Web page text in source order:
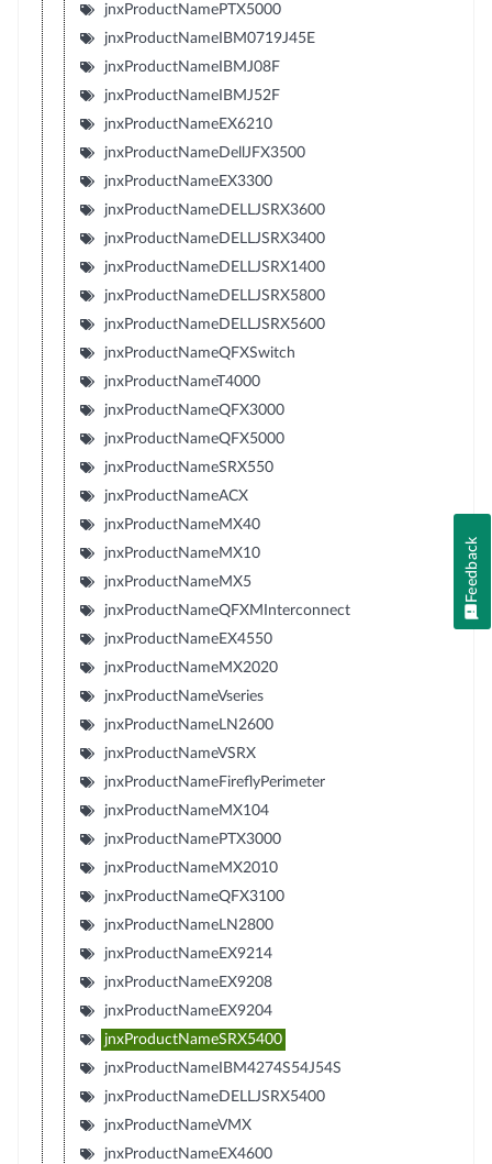
jnxProductNamePTX5000
jnxProductNameIBM0719J45E
jnxProductNameIBMJ08F
jnxProductNameIBMJ52F
jnxProductNameEX6210
jnxProductNameDellJFX3500
jnxProductNameEX3300
jnxProductNameDELLJSRX3600
jnxProductNameDELLJSRX3400
jnxProductNameDELLJSRX1400
jnxProductNameDELLJSRX5800
jnxProductNameDELLJSRX5600
jnxProductNameQFXSwitch
jnxProductNameT4000
jnxProductNameQFX3000
jnxProductNameQFX5000
jnxProductNameSRX550
jnxProductNameACX
jnxProductNameMX40
jnxProductNameMX10
jnxProductNameMX5
jnxProductNameQFXMInterconnect
jnxProductNameEX4550
jnxProductNameMX2020
jnxProductNameVseries
jnxProductNameLN2600
jnxProductNameVSRX
jnxProductNameFireflyPerimeter
jnxProductNameMX104
jnxProductNamePTX3000
jnxProductNameMX2010
jnxProductNameQFX3100
jnxProductNameLN2800
jnxProductNameEX9214
jnxProductNameEX9208
jnxProductNameEX9204
jnxProductNameSRX5400
jnxProductNameIBM4274S54J54S
jnxProductNameDELLJSRX5400
jnxProductNameVMX
jnxProductNameEX4600
Feedback